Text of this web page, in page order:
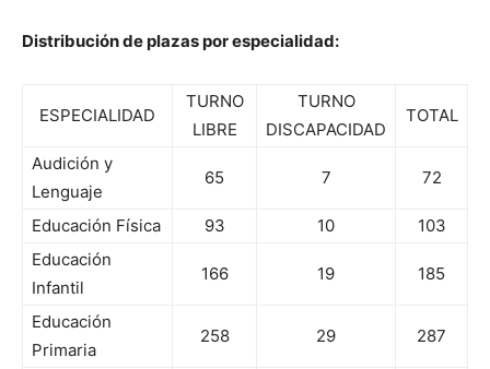
Distribución de plazas por especialidad:
ESPECIALIDAD
TURNO
LIBRE
TURNO
DISCAPACIDAD
TOTAL
Audición y
Lenguaje
65 7 72
Educación Física 93 10
103
Educación
Infantil
166 19 185
Educación
Primaria
258 29 287